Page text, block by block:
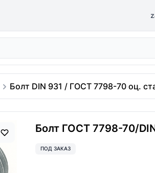
Болт DIN 931 / ГОСТ 7798-70 оц.
Болт ГОСТ 7798-70/
ПОД ЗАКАЗ